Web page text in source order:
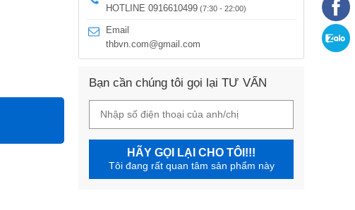
HOTLINE 0916610499 (7:30 - 22:00)
Email
thbvn.com@gmail.com
Bạn cần chúng tôi gọi lại TƯ VẤN
HÃY GỌI LẠI CHO TÔI!!!
Tôi đang rất quan tâm sản phẩm này